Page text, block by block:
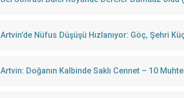
Artvin’de Nüfus Düşüşü Hızlanıyor: Göç, Şehri
Artvin: Doğanın Kalbinde Saklı Cennet – 10